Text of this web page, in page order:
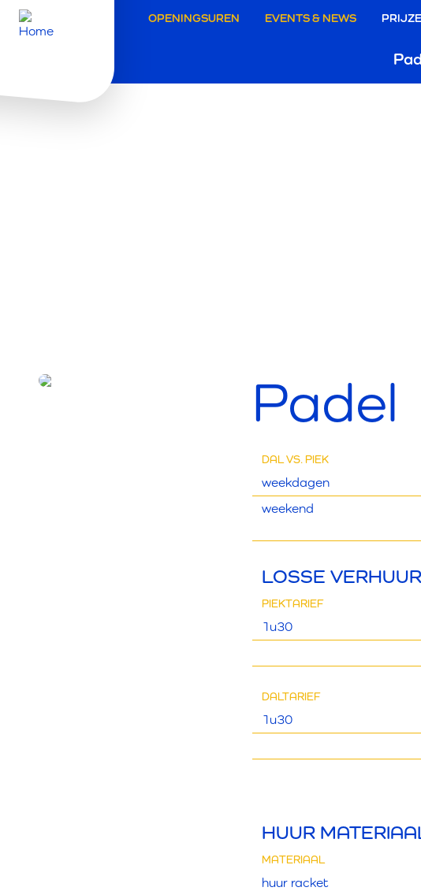
Secundaire
navigatie
OPENINGSUREN EVENTS & NEWS
Padel
DAL VS. PIEK
weekdagen
weekend
LOSSE VERHUUR
PIEKTARIEF
1u30
DALTARIEF
1u30
HUUR
MATERIAAL
huur racket